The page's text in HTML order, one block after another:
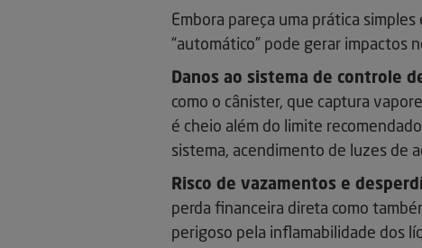
Embora pareça uma prática
“automático” pode gerar impactos
Danos ao sistema de controle
como o cânister, que captura
é cheio além do limite
sistema, acendimento de luzes de
Risco de vazamentos e
perda financeira direta como
perigoso pela inflamabilidade dos